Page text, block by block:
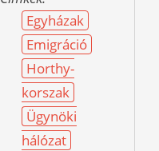
Egyházak
Emigráció
Horthy-
korszak
Ügynöki
hálózat